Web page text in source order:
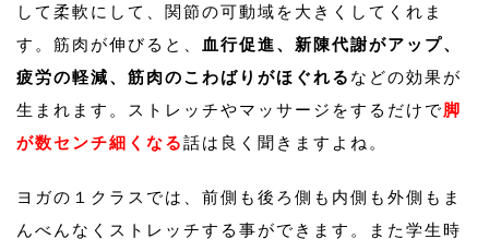
して柔軟にして、関節の可動域を大きくしてくれま
す。筋肉が伸びると、
血行促進、新陳代謝がアップ、
疲労の軽減、筋肉のこわばりがほぐれる などの効果が
生まれます。ストレッチやマッサージをするだけで脚
が数センチ細くなる話は良く聞きますよね。
ヨガの１クラスでは、前側も後ろ側も内側も外側もま
んべんなくストレッチする事ができます。また学生時